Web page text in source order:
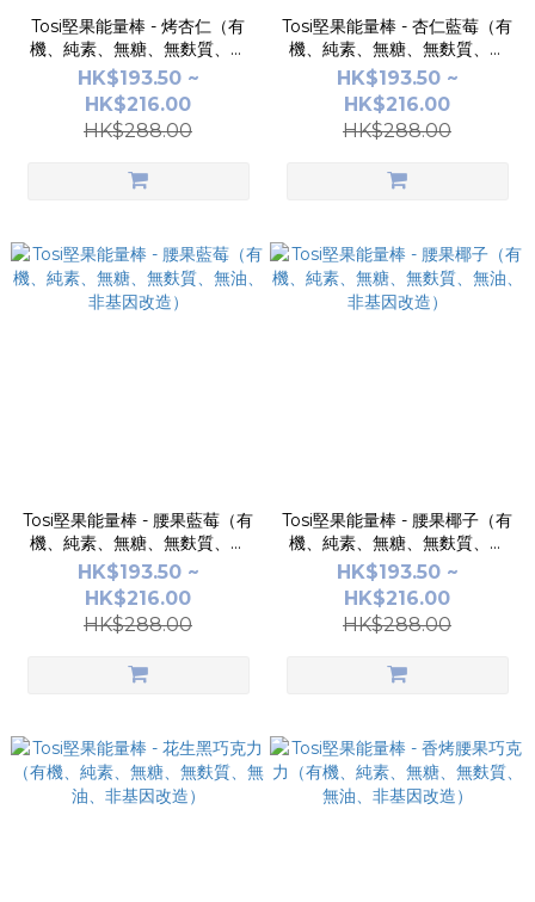
Tosi堅果能量棒 - 烤杏仁（有
機、純素、無糖、無麩質、無
油、非基因改造）
HK$193.50 ~
HK$216.00
HK$288.00
Tosi堅果能量棒 - 杏仁藍莓（有
機、純素、無糖、無麩質、無
油、非基因改造）
HK$193.50 ~
HK$216.00
HK$288.00
Tosi堅果能量棒 - 腰果藍莓（有
機、純素、無糖、無麩質、無
油、非基因改造）
HK$193.50 ~
HK$216.00
HK$288.00
Tosi堅果能量棒 - 腰果椰子（有
機、純素、無糖、無麩質、無
油、非基因改造）
HK$193.50 ~
HK$216.00
HK$288.00